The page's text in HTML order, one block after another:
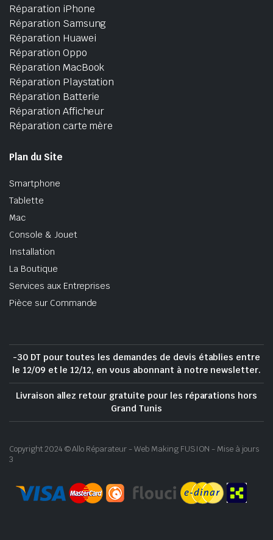
Réparation iPhone
Réparation Samsung
Réparation Huawei
Réparation Oppo
Réparation MacBook
Réparation Playstation
Réparation Batterie
Réparation Afficheur
Réparation carte mère
Plan du Site
Smartphone
Tablette
Mac
Console & Jouet
Installation
La Boutique
Services aux Entreprises
Pièce sur Commande
-30 DT pour toutes les demandes de devis établies entre
le 12/09 et le 12/12, en vous abonnant à notre newsletter.
Livraison allez retour gratuite pour les réparations hors
Grand Tunis
Copyright 2024 © Allo Réparateur - Web Making FUSION - Mise à jours
3